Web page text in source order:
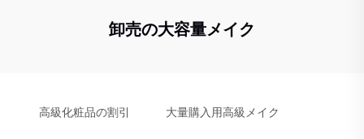
卸売の大容量メイク
高級化粧品の割引 大量購入用高級メイク